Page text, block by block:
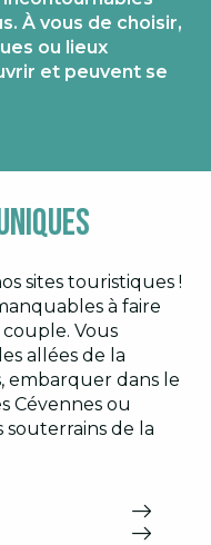
À vous de choisir,
ou lieux
et peuvent se
sites touristiques !
à faire
Vous
allées de la
embarquer dans le
Cévennes ou
de la